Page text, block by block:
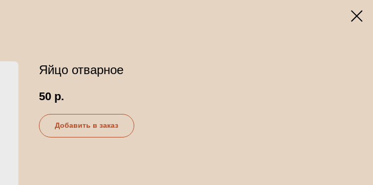
Яйцо отварное
50 р.
Добавить в заказ